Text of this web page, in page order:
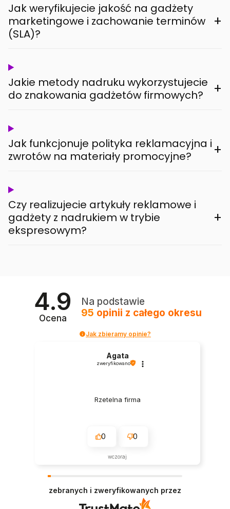
Jak weryfikujecie jakość na gadżety
marketingowe i zachowanie terminów
(SLA)?
+
Jakie metody nadruku wykorzystujecie
do znakowania gadżetów firmowych?
+
Jak funkcjonuje polityka reklamacyjna i
zwrotów na materiały promocyjne?
+
Czy realizujecie artykuły reklamowe i
gadżety z nadrukiem w trybie
ekspresowym?
+
4.9
Ocena
Na podstawie
95 opinii z całego okresu
Jak zbieramy opinie?
Agata
zweryfikowano
Rzetelna firma
0 0
wczoraj
zebranych i zweryfikowanych przez